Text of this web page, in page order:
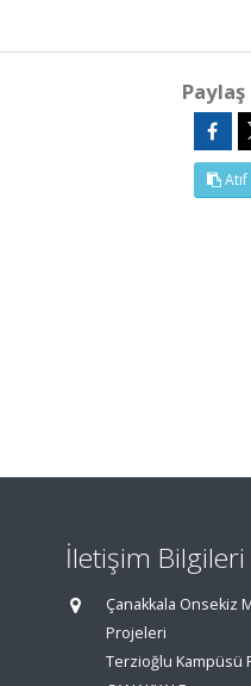
Paylaş
Atıf
İletişim Bilgileri
Çanakkala Onsekiz
Projeleri
Terzioğlu Kampüsü